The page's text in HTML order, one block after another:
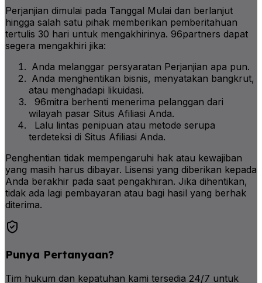
Perjanjian dimulai pada Tanggal Mulai dan berlanjut
hingga salah satu pihak memberikan pemberitahuan
tertulis 30 hari untuk mengakhirinya. 96partners dapat
segera mengakhiri jika:
Anda melanggar persyaratan Perjanjian apa pun.
Anda menghentikan bisnis, menyatakan bangkrut,
atau menghadapi likuidasi.
96mitra berhenti menerima pelanggan dari
wilayah pasar Situs Afiliasi Anda.
Lalu lintas penipuan atau metode serupa
terdeteksi di Situs Afiliasi Anda.
Penghentian tidak mempengaruhi hak atau kewajiban
yang masih harus dibayar. Lisensi yang diberikan kepada
Anda berakhir pada saat pengakhiran. Jika dihentikan,
tidak ada lagi pembayaran atau bagi hasil yang berhak
diterima.
Punya Pertanyaan?
Tim hukum dan kepatuhan kami tersedia 24/7 untuk